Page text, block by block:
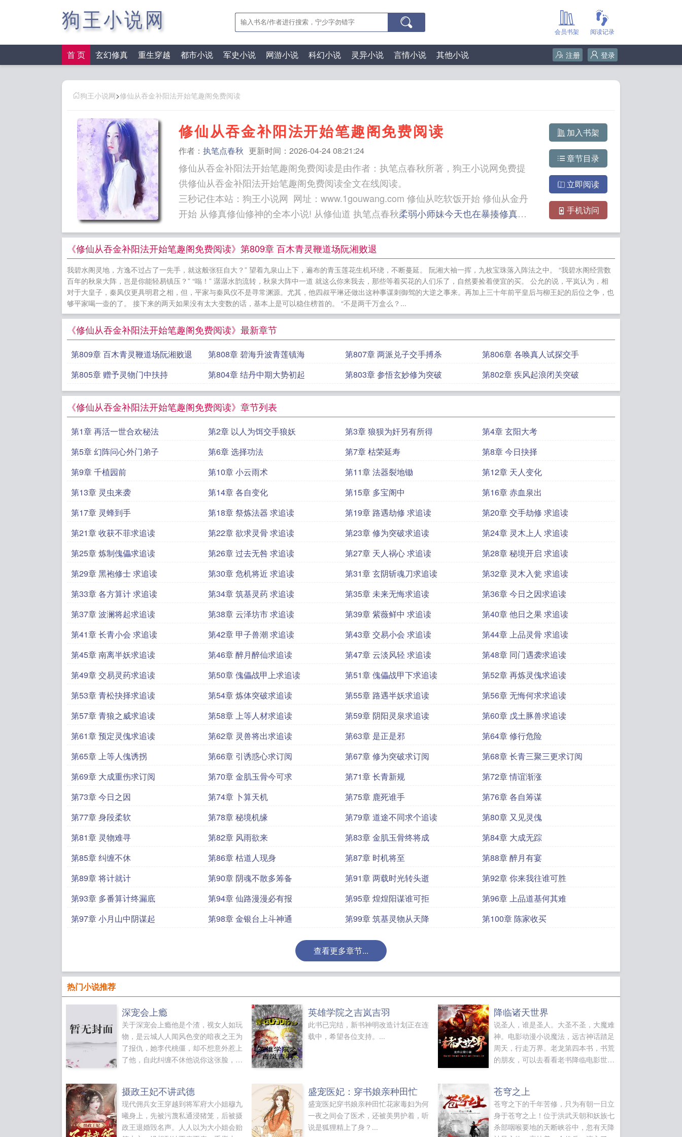
狗王小说网 阅读记录
会员书架
首 页 玄幻修真 重生穿越 都市小说 军史小说 网游小说 科幻小说 灵异小说 言情小说 其他小说 登录
注册
狗王小说网>修仙从吞金补阳法开始笔趣阁免费阅读
修仙从吞金补阳法开始笔趣阁免费阅读
作者： 执笔点春秋 更新时间：2026-04-24 08:21:24
修仙从吞金补阳法开始笔趣阁免费阅读是由作者：执笔点春秋所著，狗王小说网免费提
供修仙从吞金补阳法开始笔趣阁免费阅读全文在线阅读。
三秒记住本站：狗王小说网 网址：www.1gouwang.com 修仙从吃软饭开始 修仙从金丹
开始 从修真修仙修神的全本小说! 从修仙道 执笔点春秋柔弱小师妹今天也在暴揍修真界
外) 诱她入京春大结局+(番外) 九天吞道笔趣阁免费阅读
富大结局+(番外) 纸约蜜宠 顾总给我滚远点 总裁，抱一抱！ 幼龙的人类观察记录笔趣
阁免费阅读 陈飘飘小说 分家断亲我靠签到系统种田致富陈飘飘无防盗章节 柔弱小师妹
今天也在暴揍修真界笔趣阁 叶虞叶柠儿小说 林德小说 重生都市之逆天魔帝 幼龙的人
类观察记录林德无防盗章节 幼龙的人类观察记录大结局+(番外)
种田致富笔趣阁 素眠商久序诱她入京春无防盗章节
加入书架
章节目录
立即阅读
手机访问
《修仙从吞金补阳法开始笔趣阁免费阅读》第809章 百木青灵鞭道场阮湘败退
我碧水阁灵地，方逸不过占了一先手，就这般张狂自大？” 望着九泉山上下，遍布的青玉莲花生机环绕，不断蔓延。 阮湘大袖一挥，九枚宝珠落入阵法之中。 “我碧水阁经营数
百年的秋泉大阵，岂是你能轻易镇压？” “嗡！” 潺潺水韵流转，秋泉大阵中一道 就这么你来我去，那些等着买花的人们乐了，自然要捡着便宜的买。 公允的说，平岚认为，相
对于大皇子，秦凤仪更具明君之相，但，平家与秦凤仪不是寻常渊源。尤其，他四叔平琳还做出这种事谋刺御驾的大逆之事来。再加上三十年前平皇后与柳王妃的后位之争，也
够平家喝一壶的了。 接下来的两天如果没有太大变数的话，基本上是可以稳住榜首的。 “不是两千万盒么？...
《修仙从吞金补阳法开始笔趣阁免费阅读》最新章节
第809章 百木青灵鞭道场阮湘败退 第808章 碧海升波青莲镇海 第807章 两派兑子交手搏杀
第806章 各唤真人试探交手
第805章 赠予灵物门中扶持
第804章 结丹中期大势初起 第803章 参悟玄妙修为突破 第802章 疾风起浪闭关突破
《修仙从吞金补阳法开始笔趣阁免费阅读》章节列表
第1章 再活一世合欢秘法 第2章 以人为饵交手狼妖 第3章 狼狈为奸另有所得
第4章 玄阳大考
第5章 幻阵问心外门弟子
第6章 选择功法 第7章 枯荣延寿
第8章 今日抉择
第9章 千植园前
第10章 小云雨术 第11章 法器裂地锄
第12章 天人变化
第13章 灵虫来袭
第14章 各自变化 第15章 多宝阁中
第16章 赤血泉出
第17章 灵蜂到手
第18章 祭炼法器 求追读 第19章 路遇劫修 求追读
第20章 交手劫修 求追读
第21章 收获不菲求追读
第22章 欲求灵骨 求追读 第23章 修为突破求追读
第24章 灵木上人 求追读
第25章 炼制傀儡求追读
第26章 过去无咎 求追读 第27章 天人祸心 求追读
第28章 秘境开启 求追读
第29章 黑袍修士 求追读
第30章 危机将近 求追读 第31章 玄阴斩魂刀求追读
第32章 灵木入瓮 求追读
第33章 各方算计 求追读
第34章 筑基灵药 求追读 第35章 未来无悔求追读
第36章 今日之因求追读
第37章 波澜将起求追读
第38章 云泽坊市 求追读 第39章 紫薇鲜中 求追读
第40章 他日之果 求追读
第41章 长青小会 求追读
第42章 甲子兽潮 求追读 第43章 交易小会 求追读
第44章 上品灵骨 求追读
第45章 南离半妖求追读
第46章 醉月醉仙求追读 第47章 云淡风轻 求追读
第48章 同门遇袭求追读
第49章 交易灵药求追读
第50章 傀儡战甲上求追读 第51章 傀儡战甲下求追读
第52章 再炼灵傀求追读
第53章 青松抉择求追读
第54章 炼体突破求追读 第55章 路遇半妖求追读
第56章 无悔何求求追读
第57章 青狼之威求追读
第58章 上等人材求追读 第59章 阴阳灵泉求追读
第60章 戊土豚兽求追读
第61章 预定灵傀求追读
第62章 灵兽将出求追读 第63章 是正是邪
第64章 修行危险
第65章 上等人傀诱拐
第66章 引诱惑心求订阅 第67章 修为突破求订阅
第68章 长青三聚三更求订阅
第69章 大成重伤求订阅
第70章 金肌玉骨今可求 第71章 长青新规
第72章 情谊渐涨
第73章 今日之因
第74章 卜算天机 第75章 鹿死谁手
第76章 各自筹谋
第77章 身段柔软
第78章 秘境机缘 第79章 道途不同求个追读
第80章 又见灵傀
第81章 灵物难寻
第82章 风雨欲来 第83章 金肌玉骨终将成
第84章 大成无踪
第85章 纠缠不休
第86章 枯道人现身 第87章 时机将至
第88章 醉月有宴
第89章 将计就计
第90章 阴魂不散多筹备 第91章 两载时光转头逝
第92章 你来我往谁可胜
第93章 多番算计终漏底
第94章 仙路漫漫必有报 第95章 煌煌阳谋谁可拒
第96章 上品道基何其难
第97章 小月山中阴谋起
第98章 金银台上斗神通 第99章 筑基灵物从天降 第100章 陈家收买
查看更多章节...
热门小说推荐
深宠会上瘾
关于深宠会上瘾他是个渣，视女人如玩
物，是云城人人闻风色变的暗夜之王为
了报仇，她李代桃僵，却不想意外惹上
了他，自此纠缠不休他说你这张脸，真
因为她脏她坐过牢，却忘了他也刚从监
狱出来不久他沉迷于她的柔情，却又介
怀着她肮脏的身体，挣扎到几欲崩溃，
他一直以为她是他的，这辈子都会是！
英雄学院之吉岚吉羽
此书已完结，新书神明改造计划正在连
载中，希望各位支持。...
降临诸天世界
说圣人，谁是圣人。大圣不圣，大魔难
神。电影动漫小说魔法，远古神话踏足
周天，行走万界。老龙第四本书，书荒
的朋友，可以去看看老书降临电影世界
摄政王妃不讲武德
现代佣兵女王穿越到将军府大小姐穆九
曦身上，先被污蔑私通浸猪笼，后被摄
政王退婚毁名声。人人以为大小姐会贻
盛宠医妃：穿书娘亲种田忙
盛宠医妃穿书娘亲种田忙花家毒妇为何
一夜之间会了医术，还被美男护着，听
说是狐狸精上了身？...
苍穹之上
苍穹之下的千年苦修，只为有朝一日立
身于苍穹之上！位于洪武天朝和妖族七
杀部咽喉要地的天断峡谷中，忽有天降